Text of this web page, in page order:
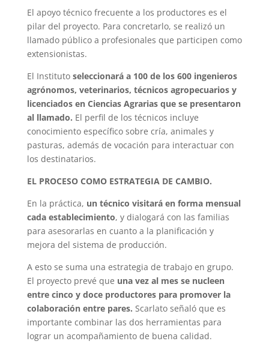
El apoyo técnico frecuente a los productores es el
pilar del proyecto. Para concretarlo, se realizó un
llamado público a profesionales que participen como
extensionistas.
El Instituto seleccionará a 100 de los 600 ingenieros
agrónomos, veterinarios, técnicos agropecuarios y
licenciados en Ciencias Agrarias que se presentaron
al llamado. El perfil de los técnicos incluye
conocimiento específico sobre cría, animales y
pasturas, además de vocación para interactuar con
los destinatarios.
EL PROCESO COMO ESTRATEGIA DE CAMBIO.
En la práctica, un técnico visitará en forma mensual
cada establecimiento, y dialogará con las familias
para asesorarlas en cuanto a la planificación y
mejora del sistema de producción.
A esto se suma una estrategia de trabajo en grupo.
El proyecto prevé que una vez al mes se nucleen
entre cinco y doce productores para promover la
colaboración entre pares. Scarlato señaló que es
importante combinar las dos herramientas para
lograr un acompañamiento de buena calidad.